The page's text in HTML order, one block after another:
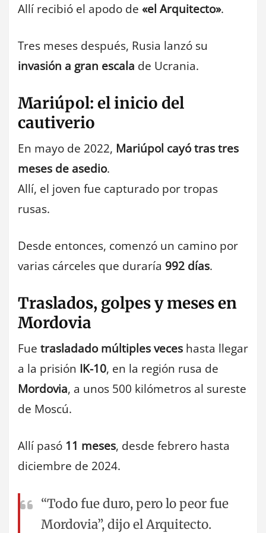
Allí recibió el apodo de «el Arquitecto».
Tres meses después, Rusia lanzó su
invasión a gran escala de Ucrania.
Mariúpol: el inicio del
cautiverio
En mayo de 2022, Mariúpol cayó tras tres
meses de asedio.
Allí, el joven fue capturado por tropas
rusas.
Desde entonces, comenzó un camino por
varias cárceles que duraría 992 días.
Traslados, golpes y meses en
Mordovia
Fue trasladado múltiples veces hasta llegar
a la prisión IK-10, en la región rusa de
Mordovia, a unos 500 kilómetros al sureste
de Moscú.
Allí pasó 11 meses, desde febrero hasta
diciembre de 2024.
“Todo fue duro, pero lo peor fue
Mordovia”, dijo el Arquitecto.